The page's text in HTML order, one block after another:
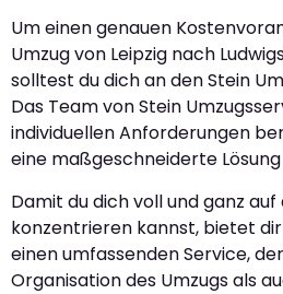
Um einen genauen
Umzug von Leipzig nach
solltest du dich an den Stein
Das Team von Stein
individuellen Anforderungen
eine maßgeschneiderte
Damit du dich voll und ganz auf
konzentrieren kannst, bietet
einen umfassenden Service,
Organisation des Umzugs als